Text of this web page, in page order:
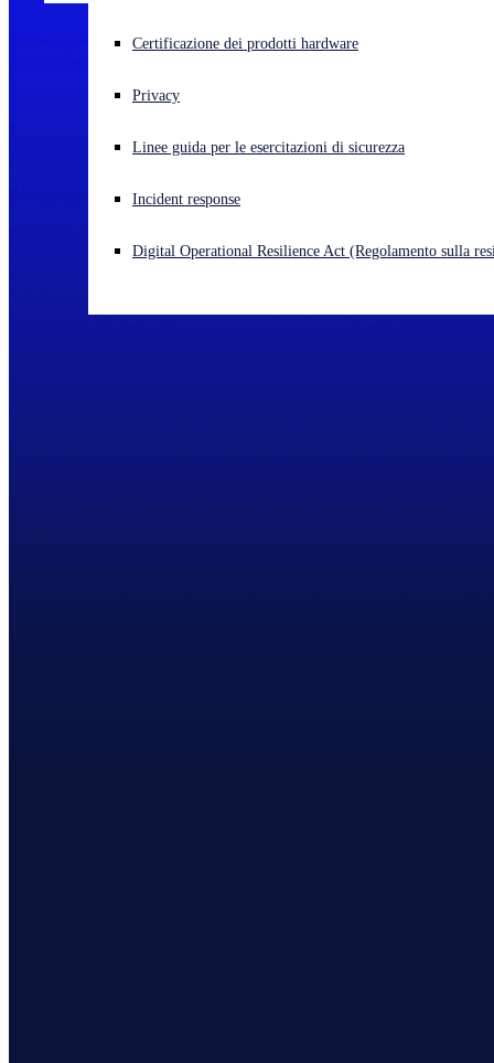
Cyberattacco in corso? Ottieni assistenza immediata
Open language switcher
Certificazione dei prodotti hardware
Privacy
Linee guida per le esercitazioni di sicurezza
Incident response
Digital Operational Resilience Act (Regolamento sulla